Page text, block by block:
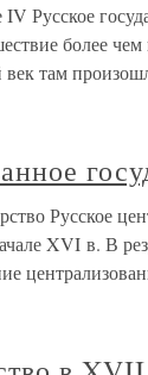
Русское
более
там
Русское
XVI в. В